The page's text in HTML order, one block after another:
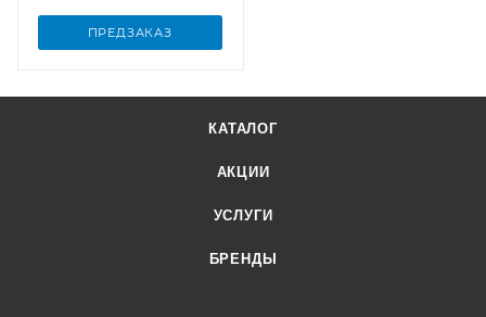
ПРЕДЗАКАЗ
КАТАЛОГ
АКЦИИ
УСЛУГИ
БРЕНДЫ